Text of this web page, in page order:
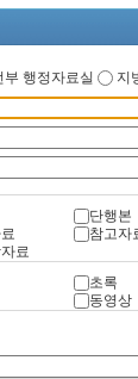
부 행정자료실 지
단행본
참고자
료
초록
동영상